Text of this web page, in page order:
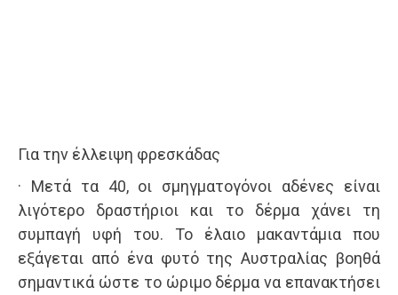
Για την έλλειψη φρεσκάδας
· Μετά τα 40, οι σμηγματογόνοι αδένες είναι
λιγότερο δραστήριοι και το δέρμα χάνει τη
συμπαγή υφή του. Το έλαιο μακαντάμια που
εξάγεται από ένα φυτό της Αυστραλίας βοηθά
σημαντικά ώστε το ώριμο δέρμα να επανακτήσει